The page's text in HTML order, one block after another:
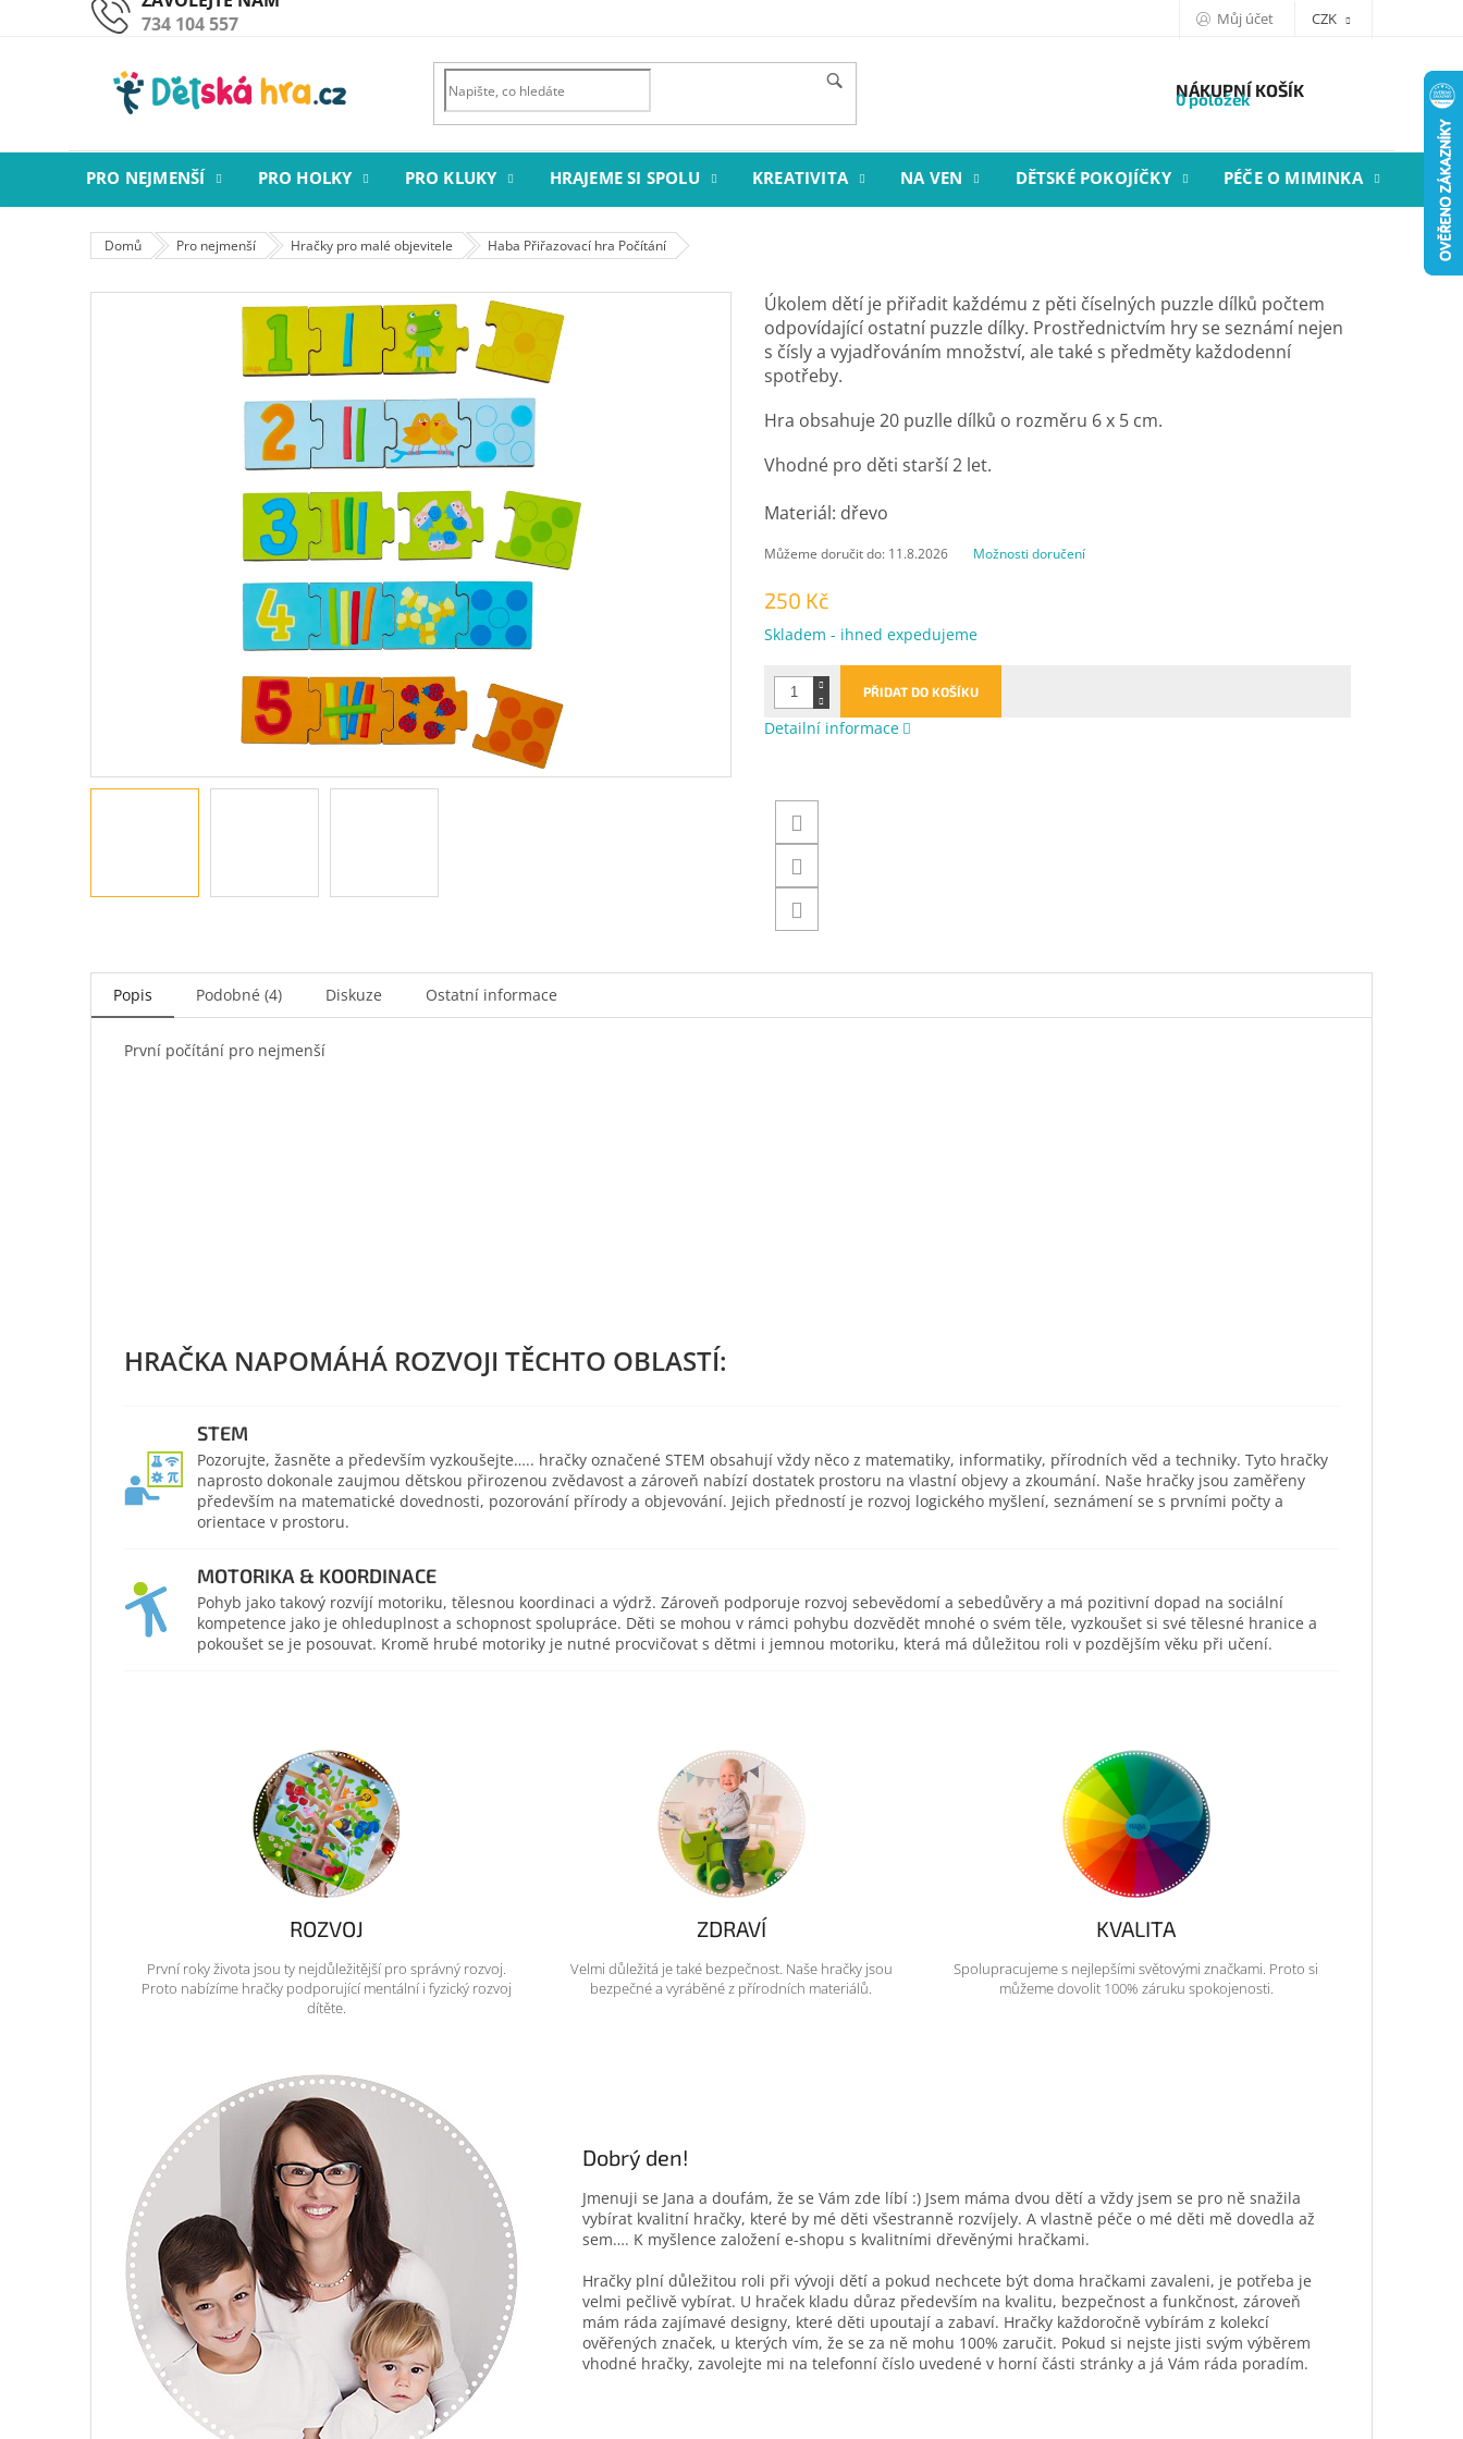
734 104 557 Můj účet CZK
NÁKUPNÍ KOŠÍK
0 položek
PRO NEJMENŠÍ PRO HOLKY PRO KLUKY HRAJEME SI SPOLU KREATIVITA NA VEN DĚTSKÉ POKOJÍČKY PÉČE O MIMINKA
Domů Pro nejmenší Hračky pro malé objevitele Haba Přiřazovací hra Počítání
250 Kč
Měrná
Skladem - ihned expedujeme
Můžeme doručit do: 11.8.2026 Možnosti doručení
PŘIDAT DO KOŠÍKU
Úkolem dětí je přiřadit každému z pěti číselných puzzle dílků počtem
odpovídající ostatní puzzle dílky. Prostřednictvím hry se seznámí nejen
s čísly a vyjadřováním množství, ale také s předměty každodenní
spotřeby.
Hra obsahuje 20 puzlle dílků o rozměru 6 x 5 cm.
Vhodné pro děti starší 2 let.
Materiál: dřevo
Detailní informace
Popis Podobné (4) Diskuze Ostatní informace
První počítání pro nejmenší
STEM
Pozorujte, žasněte a především vyzkoušejte….. hračky označené STEM obsahují vždy něco z matematiky, informatiky, přírodních věd a techniky. Tyto hračky
naprosto dokonale zaujmou dětskou přirozenou zvědavost a zároveň nabízí dostatek prostoru na vlastní objevy a zkoumání. Naše hračky jsou zaměřeny
především na matematické dovednosti, pozorování přírody a objevování. Jejich předností je rozvoj logického myšlení, seznámení se s prvními počty a
orientace v prostoru.
MOTORIKA & KOORDINACE
Pohyb jako takový rozvíjí motoriku, tělesnou koordinaci a výdrž. Zároveň podporuje rozvoj sebevědomí a sebedůvěry a má pozitivní dopad na sociální
kompetence jako je ohleduplnost a schopnost spolupráce. Děti se mohou v rámci pohybu dozvědět mnohé o svém těle, vyzkoušet si své tělesné hranice a
pokoušet se je posouvat. Kromě hrubé motoriky je nutné procvičovat s dětmi i jemnou motoriku, která má důležitou roli v pozdějším věku při učení.
ROZVOJ
První roky života jsou ty nejdůležitější pro správný rozvoj.
Proto nabízíme hračky podporující mentální i fyzický rozvoj
dítěte.
ZDRAVÍ
Velmi důležitá je také bezpečnost. Naše hračky jsou
bezpečné a vyráběné z přírodních materiálů.
KVALITA
Spolupracujeme s nejlepšími světovými značkami. Proto si
můžeme dovolit 100% záruku spokojenosti.
Dobrý den!
Jmenuji se Jana a doufám, že se Vám zde líbí :) Jsem máma dvou dětí a vždy jsem se pro ně snažila
vybírat kvalitní hračky, které by mé děti všestranně rozvíjely. A vlastně péče o mé děti mě dovedla až
sem…. K myšlence založení e-shopu s kvalitními dřevěnými hračkami.
Hračky plní důležitou roli při vývoji dětí a pokud nechcete být doma hračkami zavaleni, je potřeba je
velmi pečlivě vybírat. U hraček kladu důraz především na kvalitu, bezpečnost a funkčnost, zároveň
mám ráda zajímavé designy, které děti upoutají a zabaví. Hračky každoročně vybírám z kolekcí
ověřených značek, u kterých vím, že se za ně mohu 100% zaručit. Pokud si nejste jisti svým výběrem
vhodné hračky, zavolejte mi na telefonní číslo uvedené v horní části stránky a já Vám ráda poradím.